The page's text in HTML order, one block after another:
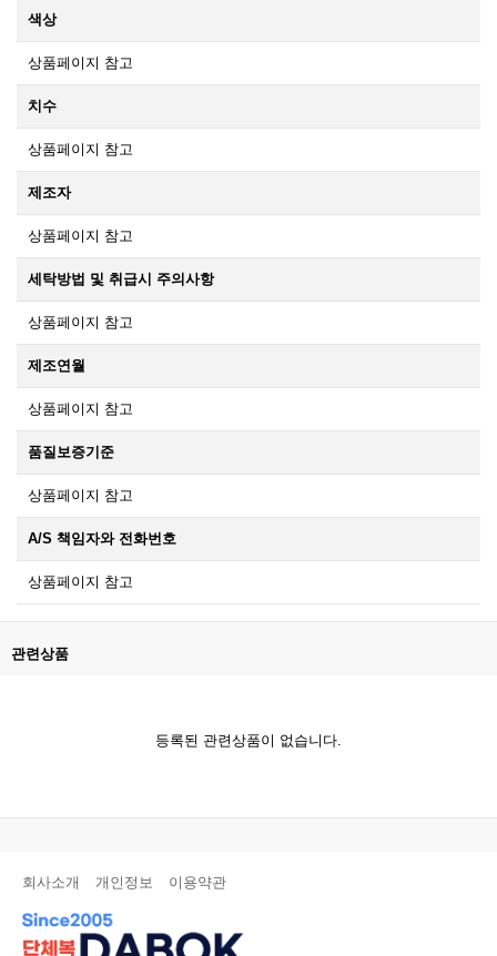
색상
상품페이지 참고
치수
상품페이지 참고
제조자
상품페이지 참고
세탁방법 및 취급시 주의사항
상품페이지 참고
제조연월
상품페이지 참고
품질보증기준
상품페이지 참고
A/S 책임자와 전화번호
상품페이지 참고
관련상품
등록된 관련상품이 없습니다.
회사소개 개인정보 이용약관